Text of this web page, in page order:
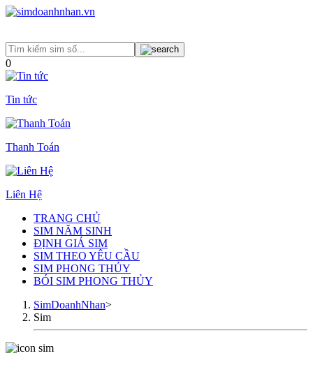
0
Tin tức
Thanh Toán
Liên Hệ
TRANG CHỦ
SIM NĂM SINH
ĐỊNH GIÁ SIM
SIM THEO YÊU CẦU
SIM PHONG THỦY
BÓI SIM PHONG THỦY
SimDoanhNhan>
Sim